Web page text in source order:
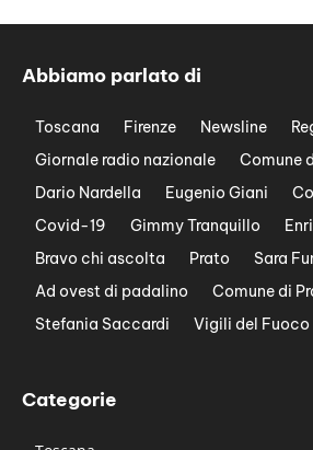
Abbiamo parlato di
Toscana Firenze Newsline
Giornale radio nazionale
Comune
Dario Nardella
Eugenio Giani
Covid-19
Gimmy Tranquillo
Bravo chi ascolta
Prato Sara
Ad ovest di padalino
Comune di
Stefania Saccardi
Vigili del Fuoco
Categorie